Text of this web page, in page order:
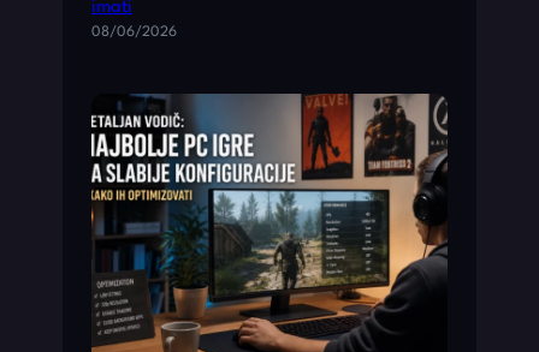
imati
08/06/2026